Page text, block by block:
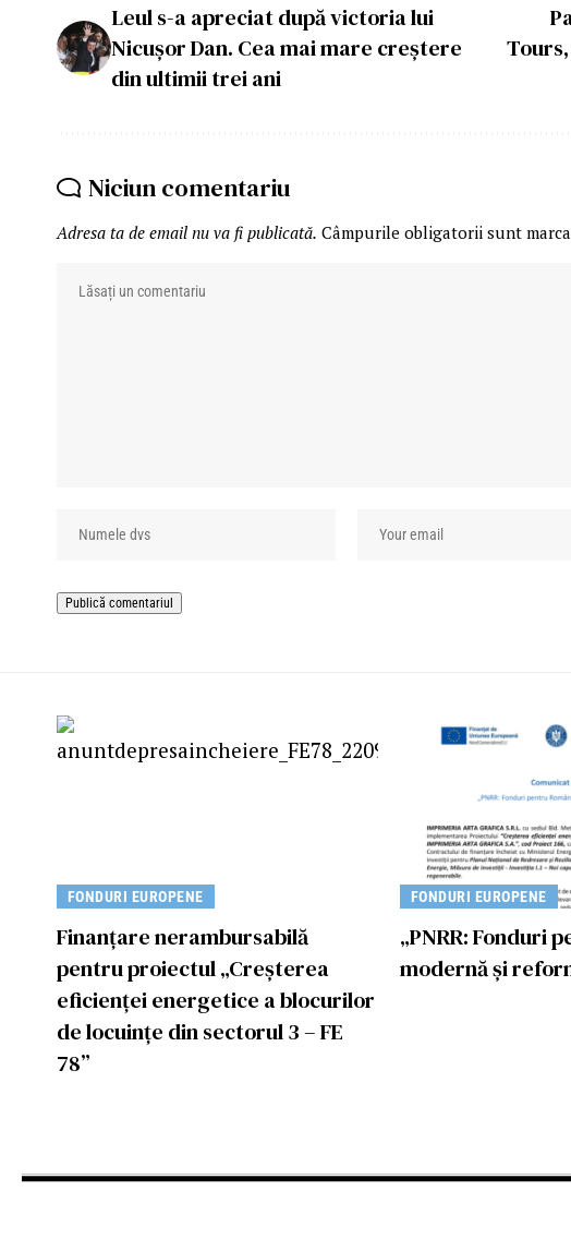
Leul s-a apreciat după victoria lui
Nicușor Dan. Cea mai mare creștere
din ultimii trei ani
Niciun comentariu
Adresa ta de email nu va fi publicată. Câmpurile obligatorii sunt
FONDURI EUROPENE
Finanțare nerambursabilă
pentru proiectul „Creșterea
eficienței energetice a blocurilor
de locuințe din sectorul 3 – FE
78”
FONDURI EUROPENE
„PNRR: Fonduri
modernă și